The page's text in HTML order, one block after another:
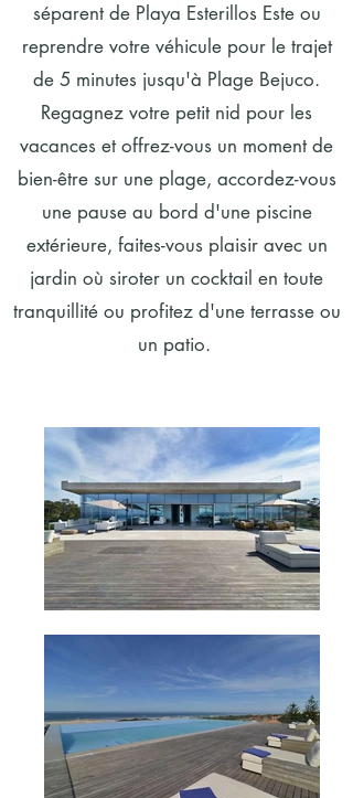
séparent de Playa Esterillos Este ou
reprendre votre véhicule pour le trajet
de 5 minutes jusqu'à Plage Bejuco.
Regagnez votre petit nid pour les
vacances et offrez-vous un moment de
bien-être sur une plage, accordez-vous
une pause au bord d'une piscine
extérieure, faites-vous plaisir avec un
jardin où siroter un cocktail en toute
tranquillité ou profitez d'une terrasse ou
un patio.